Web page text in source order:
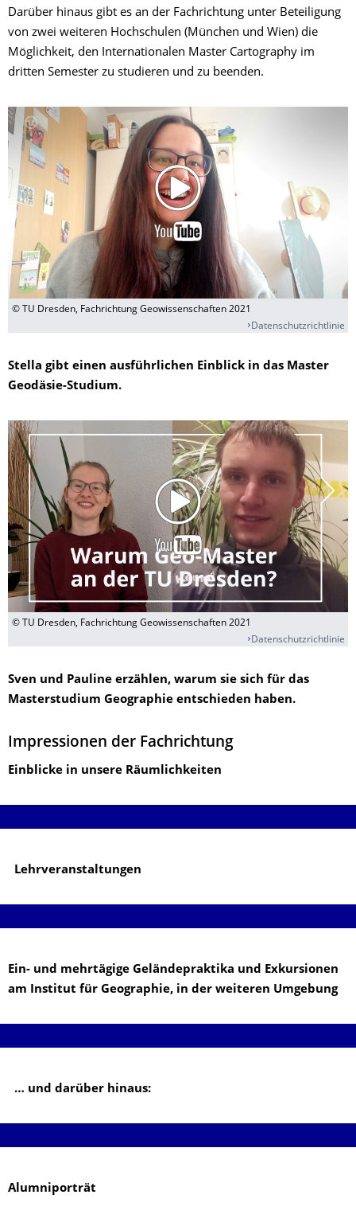
Darüber hinaus gibt es an der Fachrichtung unter Beteiligung
von zwei weiteren Hochschulen (München und Wien) die
Möglichkeit, den Internationalen Master Cartography im
dritten Semester zu studieren und zu beenden.
© TU Dresden, Fachrichtung Geowissenschaften 2021
Datenschutzrichtlinie
Stella gibt einen ausführlichen Einblick in das Master
Geodäsie-Studium.
© TU Dresden, Fachrichtung Geowissenschaften 2021
Datenschutzrichtlinie
Sven und Pauline erzählen, warum sie sich für das
Masterstudium Geographie entschieden haben.
Impressionen der Fachrichtung
Einblicke in unsere Räumlichkeiten
Lehrveranstaltungen
Ein- und mehrtägige Geländepraktika und Exkursionen
am Institut für Geographie, in der weiteren Umgebung​ ​
… und darüber hinaus:
Alumniporträt